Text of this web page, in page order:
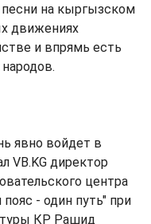
на кыргызском
движениях
и впрямь есть
явно войдет в
VB.KG директор
центра
- один путь" при
КР Рашид